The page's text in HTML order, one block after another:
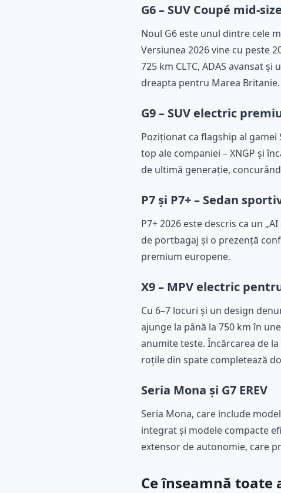
G6 – SUV Coupé mid-size
Noul G6 este unul dintre cele
Versiunea 2026 vine cu peste
725 km CLTC, ADAS avansat
dreapta pentru Marea Britanie.
G9 – SUV electric
Poziționat ca flagship al
top ale companiei – XNGP și
de ultimă generație,
P7 și P7+ – Sedan
P7+ 2026 este descris ca un
de portbagaj și o prezență
premium europene.
X9 – MPV electric
Cu 6–7 locuri și un design
ajunge la până la 750 km în
anumite teste. Încărcarea de
roțile din spate completează
Seria Mona și G7 EREV
Seria Mona, care include
integrat și modele compacte
extensor de autonomie, care
Ce înseamnă toate